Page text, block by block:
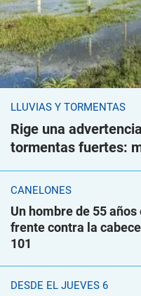
LLUVIAS Y TORMENTAS
Rige una
tormentas fuertes:
CANELONES
Un hombre de 55
frente contra la
101
DESDE EL JUEVES 6